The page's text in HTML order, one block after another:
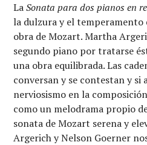
LaSonata para dos pianos en
la dulzura y el temperamento
obra de Mozart. Martha
segundo piano por tratarse
una obra equilibrada. Las
conversan y se contestan y si
nerviosismo en la
como un melodrama propio
sonata de Mozart serena y
Argerich y Nelson Goerner